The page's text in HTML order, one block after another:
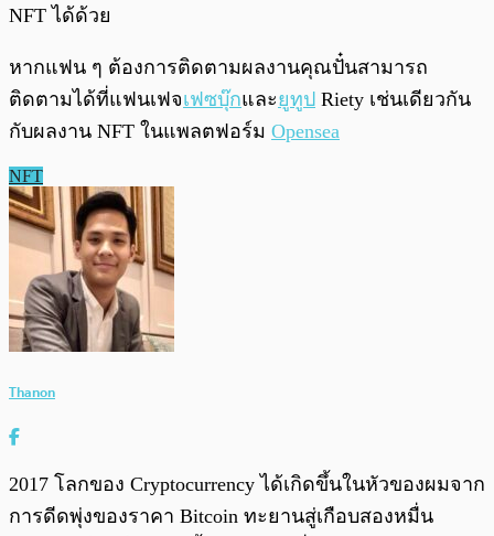
NFT ได้ด้วย
หากแฟน ๆ ต้องการติดตามผลงานคุณปั๋นสามารถ
ติดตามได้ที่แฟนเฟจเฟซบุ๊กและยูทูป Riety เช่นเดียวกัน
กับผลงาน NFT ในแพลตฟอร์ม Opensea
NFT
Thanon
2017 โลกของ Cryptocurrency ได้เกิดขึ้นในหัวของผมจาก
การดีดพุ่งของราคา Bitcoin ทะยานสู่เกือบสองหมื่น